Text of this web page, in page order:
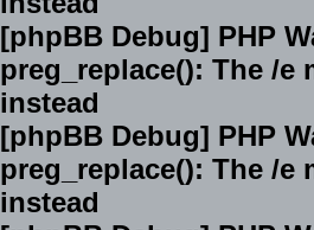
[phpBB Debug] PHP
preg_replace(): The /
instead
[phpBB Debug] PHP
preg_replace(): The /
instead